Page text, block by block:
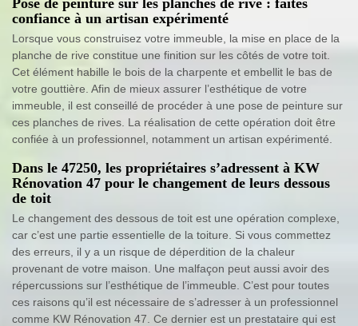
confiance à un artisan expérimenté
Lorsque vous construisez votre immeuble, la mise en place de la
planche de rive constitue une finition sur les côtés de votre toit.
Cet élément habille le bois de la charpente et embellit le bas de
votre gouttière. Afin de mieux assurer l’esthétique de votre
immeuble, il est conseillé de procéder à une pose de peinture sur
ces planches de rives. La réalisation de cette opération doit être
confiée à un professionnel, notamment un artisan expérimenté.
Dans le 47250, les propriétaires s’adressent à KW
Rénovation 47 pour le changement de leurs dessous
de toit
Le changement des dessous de toit est une opération complexe,
car c’est une partie essentielle de la toiture. Si vous commettez
des erreurs, il y a un risque de déperdition de la chaleur
provenant de votre maison. Une malfaçon peut aussi avoir des
répercussions sur l’esthétique de l’immeuble. C’est pour toutes
ces raisons qu’il est nécessaire de s’adresser à un professionnel
comme KW Rénovation 47. Ce dernier est un prestataire qui est